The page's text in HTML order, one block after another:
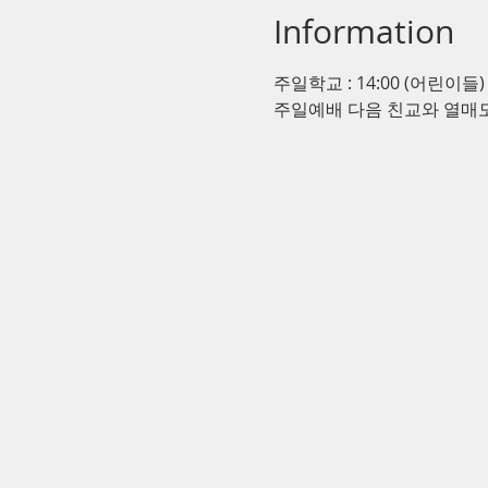
Information
주일학교 : 14:00 (어린이들)
주일예배 다음 친교와 열매